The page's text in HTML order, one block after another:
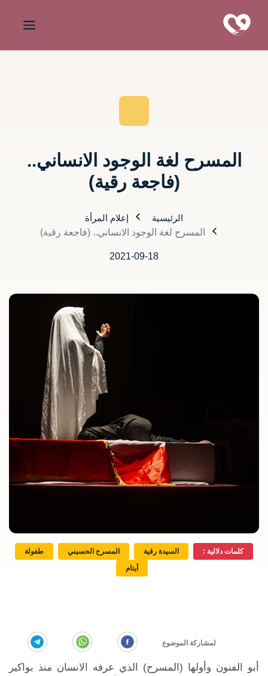
المسرح لغة الوجود الانساني..
(فاجعة رقية)
الرئيسية
إعلام المرأة
المسرح لغة الوجود الانساني.. (فاجعة رقية)
2021-09-18
كلمات دلالية : السيدة رقية المسرح الحسيني
طفولة
أيتام
أبو الفنون وأولها (المسرح) الذي عرفه الانسان منذ بواكير